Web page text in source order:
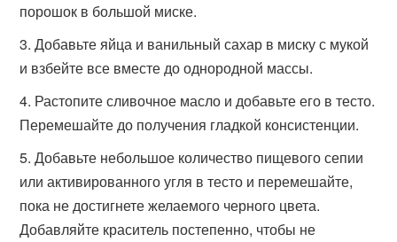
порошок в большой миске.
Добавьте яйца и ванильный сахар в миску с мукой
и взбейте все вместе до однородной массы.
Растопите сливочное масло и добавьте его в тесто.
Перемешайте до получения гладкой консистенции.
Добавьте небольшое количество пищевого сепии
или активированного угля в тесто и перемешайте,
пока не достигнете желаемого черного цвета.
Добавляйте краситель постепенно, чтобы не